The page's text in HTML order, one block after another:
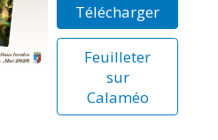
Télécharger
Feuilleter
sur
Calaméo